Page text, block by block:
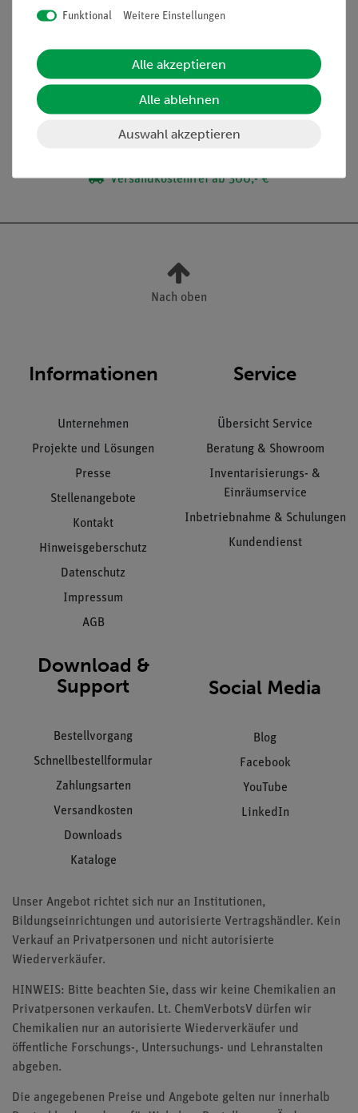
Lieferumfang
Media / Downloads
Versandkostenfrei ab 300,- €
Nach oben
Informationen
Unternehmen
Projekte und Lösungen
Presse
Stellenangebote
Kontakt
Hinweisgeberschutz
Datenschutz
Impressum
AGB
Service
Übersicht Service
Beratung & Showroom
Inventarisierungs- &
Einräumservice
Inbetriebnahme & Schulungen
Kundendienst
Download &
Support
Bestellvorgang
Schnellbestellformular
Zahlungsarten
Versandkosten
Downloads
Kataloge
Social Media
Blog
Facebook
YouTube
LinkedIn
Unser Angebot richtet sich nur an Institutionen,
Bildungseinrichtungen und autorisierte Vertragshändler. Kein
Verkauf an Privatpersonen und nicht autorisierte
Wiederverkäufer.
HINWEIS: Bitte beachten Sie, dass wir keine Chemikalien an
Privatpersonen verkaufen. Lt. ChemVerbotsV dürfen wir
Chemikalien nur an autorisierte Wiederverkäufer und
öffentliche Forschungs-, Untersuchungs- und Lehranstalten
abgeben.
Die angegebenen Preise und Angebote gelten nur innerhalb
Funktional Weitere Einstellungen
Alle akzeptieren
Alle ablehnen
Auswahl akzeptieren